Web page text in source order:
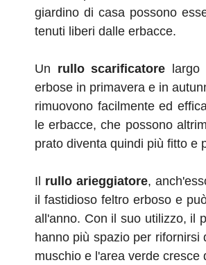
giardino di casa possono
tenuti liberi dalle erbacce.
Un rullo scarificatore largo
erbose in primavera e in
rimuovono facilmente ed
le erbacce, che possono
prato diventa quindi più fitto e
Il rullo arieggiatore,
il fastidioso feltro erboso e
all'anno. Con il suo utilizzo, il
hanno più spazio per rifornirsi
muschio e l'area verde cresce